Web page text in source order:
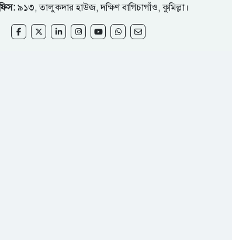
৯১৩, তালুকদার হাউজ, দক্ষিণ বাগিচাগাঁও, কুমিল্লা।